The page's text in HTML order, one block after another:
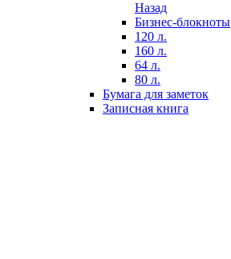
Назад
Бизнес-блокноты
120 л.
160 л.
64 л.
80 л.
Бумага для заметок
Записная книга